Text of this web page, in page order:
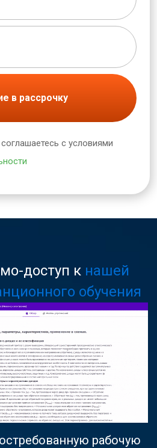
в рассрочку
с условиями
доступ к нашей
обучения
рабочую